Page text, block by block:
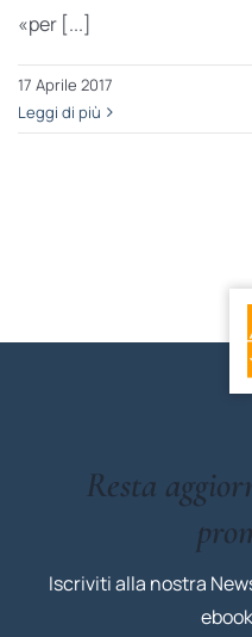
«per [...]
17 Aprile 2017
Leggi di più
Resta
Iscriviti alla nostra